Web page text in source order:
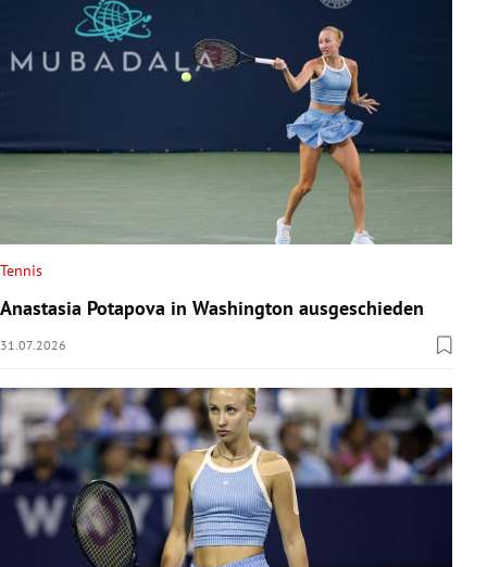
Tennis
Anastasia Potapova in Washington ausgeschieden
31.07.2026